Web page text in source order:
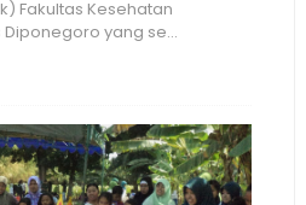
Fakultas Kesehatan
yang se...